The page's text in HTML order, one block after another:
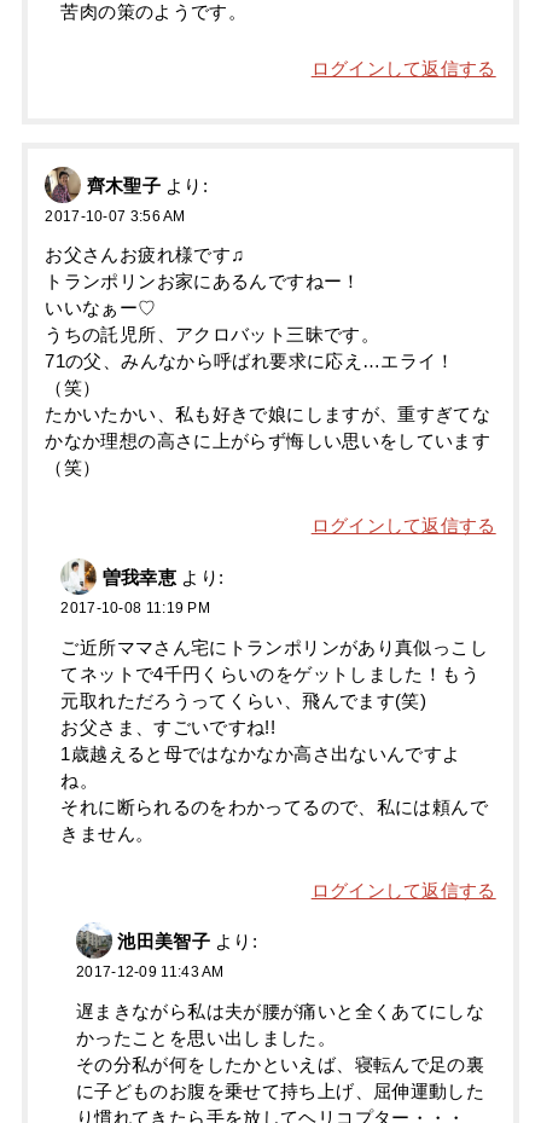
苦肉の策のようです。
ログインして返信する
齊木聖子 より:
2017-10-07 3:56 AM
お父さんお疲れ様です♫
トランポリンお家にあるんですねー！
いいなぁー♡
うちの託児所、アクロバット三昧です。
71の父、みんなから呼ばれ要求に応え…エライ！
（笑）
たかいたかい、私も好きで娘にしますが、重すぎてな
かなか理想の高さに上がらず悔しい思いをしています
（笑）
ログインして返信する
曽我幸恵 より:
2017-10-08 11:19 PM
ご近所ママさん宅にトランポリンがあり真似っこし
てネットで4千円くらいのをゲットしました！もう
元取れただろうってくらい、飛んでます(笑)
お父さま、すごいですね!!
1歳越えると母ではなかなか高さ出ないんですよ
ね。
それに断られるのをわかってるので、私には頼んで
きません。
ログインして返信する
池田美智子 より:
2017-12-09 11:43 AM
遅まきながら私は夫が腰が痛いと全くあてにしな
かったことを思い出しました。
その分私が何をしたかといえば、寝転んで足の裏
に子どものお腹を乗せて持ち上げ、屈伸運動した
り慣れてきたら手を放してヘリコプター・・・